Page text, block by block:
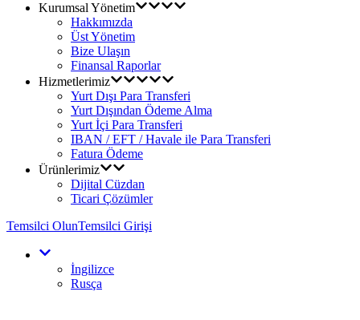
Kurumsal Yönetim
Hakkımızda
Üst Yönetim
Bize Ulaşın
Finansal Raporlar
Hizmetlerimiz
Yurt Dışı Para Transferi
Yurt Dışından Ödeme Alma
Yurt İçi Para Transferi
IBAN / EFT / Havale ile Para Transferi
Fatura Ödeme
Ürünlerimiz
Dijital Cüzdan
Ticari Çözümler
Temsilci OlunTemsilci Girişi
İngilizce
Rusça